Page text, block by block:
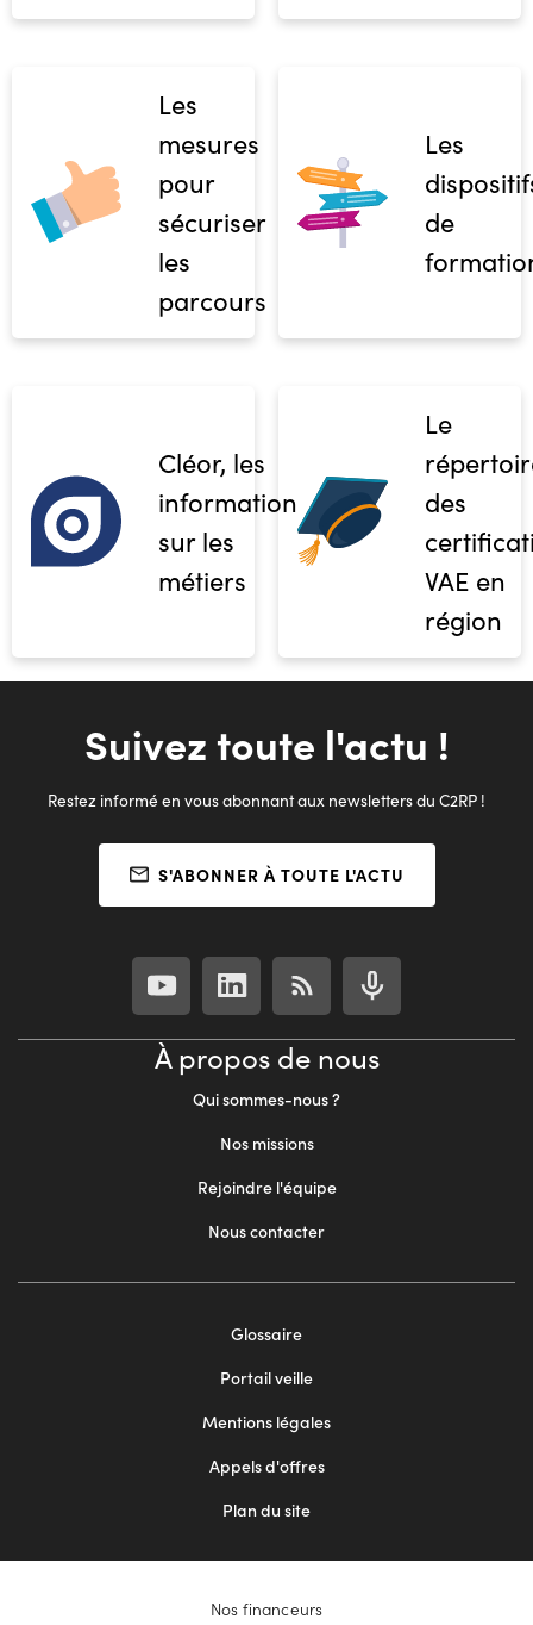
Les
mesures
pour
sécuriser
les
parcours
Les
de
Cléor, les
informations
sur les
métiers
Le
des
VAE en
région
Suivez toute l'actu !
Restez informé en vous abonnant aux newsletters du C2RP !
S'ABONNER À TOUTE L'ACTU
À propos de nous
Qui sommes-nous ?
Nos missions
Rejoindre l'équipe
Nous contacter
Glossaire
Portail veille
Mentions légales
Appels d'offres
Plan du site
Nos financeurs